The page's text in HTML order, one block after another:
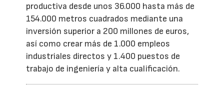
productiva desde unos 36.000 hasta más de
154.000 metros cuadrados mediante una
inversión superior a 200 millones de euros,
así como crear más de 1.000 empleos
industriales directos y 1.400 puestos de
trabajo de ingeniería y alta cualificación.